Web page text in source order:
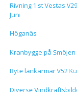
Rivning 1 st Vestas
Juni
Höganäs
Kranbygge på Smöjen
Byte länkarmar V52
Diverse